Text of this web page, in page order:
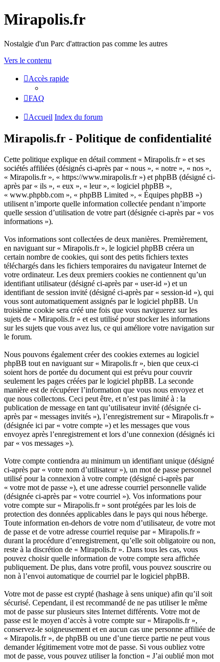
Mirapolis.fr
Nostalgie d'un Parc d'attraction pas comme les autres
Vers le contenu
Accès rapide
FAQ
Accueil Index du forum
Mirapolis.fr - Politique de confidentialité
Cette politique explique en détail comment « Mirapolis.fr » et ses
sociétés affiliées (désignés ci-après par « nous », « notre », « nos »,
« Mirapolis.fr », « https://www.mirapolis.fr ») et phpBB (désigné ci-
après par « ils », « eux », « leur », « logiciel phpBB »,
« www.phpbb.com », « phpBB Limited », « Équipes phpBB »)
utilisent n’importe quelle information collectée pendant n’importe
quelle session d’utilisation de votre part (désignée ci-après par « vos
informations »).
Vos informations sont collectées de deux manières. Premièrement,
en naviguant sur « Mirapolis.fr », le logiciel phpBB créera un
certain nombre de cookies, qui sont des petits fichiers textes
téléchargés dans les fichiers temporaires du navigateur Internet de
votre ordinateur. Les deux premiers cookies ne contiennent qu’un
identifiant utilisateur (désigné ci-après par « user-id ») et un
identifiant de session invité (désigné ci-après par « session-id »), qui
vous sont automatiquement assignés par le logiciel phpBB. Un
troisième cookie sera créé une fois que vous naviguerez sur les
sujets de « Mirapolis.fr » et est utilisé pour stocker les informations
sur les sujets que vous avez lus, ce qui améliore votre navigation sur
le forum.
Nous pouvons également créer des cookies externes au logiciel
phpBB tout en naviguant sur « Mirapolis.fr », bien que ceux-ci
soient hors de portée du document qui est prévu pour couvrir
seulement les pages créées par le logiciel phpBB. La seconde
manière est de récupérer l’information que vous nous envoyez et
que nous collectons. Ceci peut être, et n’est pas limité à : la
publication de message en tant qu’utilisateur invité (désignée ci-
après par « messages invités »), l’enregistrement sur « Mirapolis.fr »
(désignée ici par « votre compte ») et les messages que vous
envoyez après l’enregistrement et lors d’une connexion (désignés ici
par « vos messages »).
Votre compte contiendra au minimum un identifiant unique (désigné
ci-après par « votre nom d’utilisateur »), un mot de passe personnel
utilisé pour la connexion à votre compte (désigné ci-après par
« votre mot de passe »), et une adresse courriel personnelle valide
(désignée ci-après par « votre courriel »). Vos informations pour
votre compte sur « Mirapolis.fr » sont protégées par les lois de
protection des données applicables dans le pays qui nous héberge.
Toute information en-dehors de votre nom d’utilisateur, de votre mot
de passe et de votre adresse courriel requise par « Mirapolis.fr »
durant la procédure d’enregistrement, qu’elle soit obligatoire ou non,
reste à la discrétion de « Mirapolis.fr ». Dans tous les cas, vous
pouvez choisir quelle information de votre compte sera affichée
publiquement. De plus, dans votre profil, vous pouvez souscrire ou
non à l’envoi automatique de courriel par le logiciel phpBB.
Votre mot de passe est crypté (hashage à sens unique) afin qu’il soit
sécurisé. Cependant, il est recommandé de ne pas utiliser le même
mot de passe sur plusieurs sites Internet différents. Votre mot de
passe est le moyen d’accès à votre compte sur « Mirapolis.fr »,
conservez-le soigneusement et en aucun cas une personne affiliée de
« Mirapolis.fr », de phpBB ou une d’une tierce partie ne peut vous
demander légitimement votre mot de passe. Si vous oubliez votre
mot de passe, vous pouvez utiliser la fonction « J’ai oublié mon mot